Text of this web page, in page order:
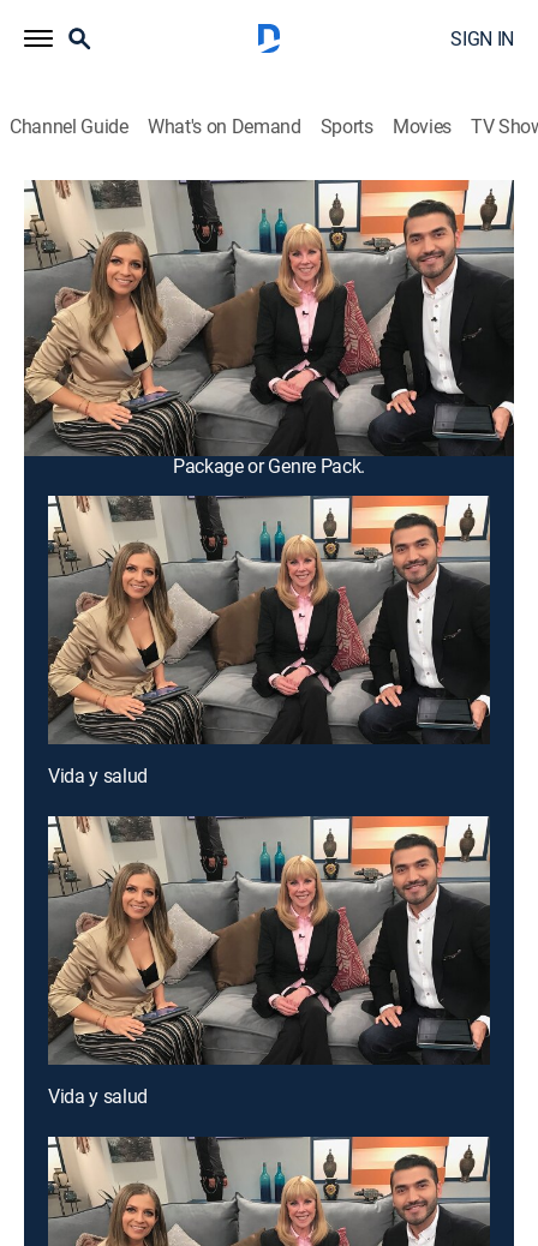
SIGN IN
Channel Guide What's on Demand Sports Movies TV
Vida y salud
Vida y salud
Health|2026
Un programa de entrevistas a diversos médicos,
especialistas y expertos en bienestar, para conocer de
una manera puntual y divertida sobre el cuidado de la
salud física, emocional y mental.
This content is currently unavailable with a DIRECTV
Package or Genre Pack.
Vida y salud
Vida y salud